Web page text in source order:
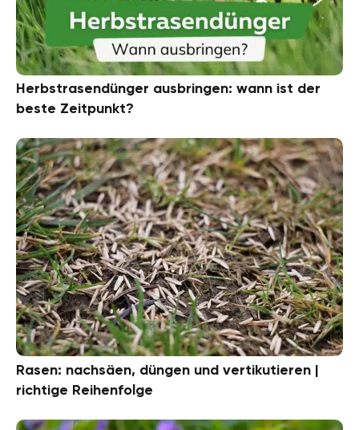
Herbstrasendünger ausbringen: wann ist der
beste Zeitpunkt?
Rasen: nachsäen, düngen und vertikutieren |
richtige Reihenfolge